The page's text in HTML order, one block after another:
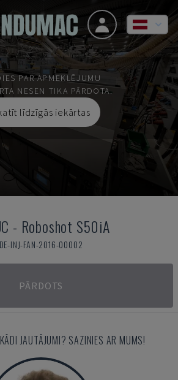
PAR APMEKLĒJUMU
NESEN TIKA PĀRDOTA.
līdzīgās iekārtas
- Roboshot S50iA
DE-INJ-FAN-2016-00002
PĀRDOTS
JAUTĀJUMI? SAZINIES AR MUMS!